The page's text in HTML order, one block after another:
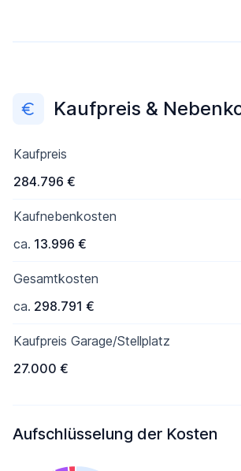
Kaufpreis &
Kaufpreis
284.796 €
Kaufnebenkosten
ca. 13.996 €
Gesamtkosten
ca. 298.791 €
Kaufpreis Garage/Stellplatz
27.000 €
Aufschlüsselung der Kosten